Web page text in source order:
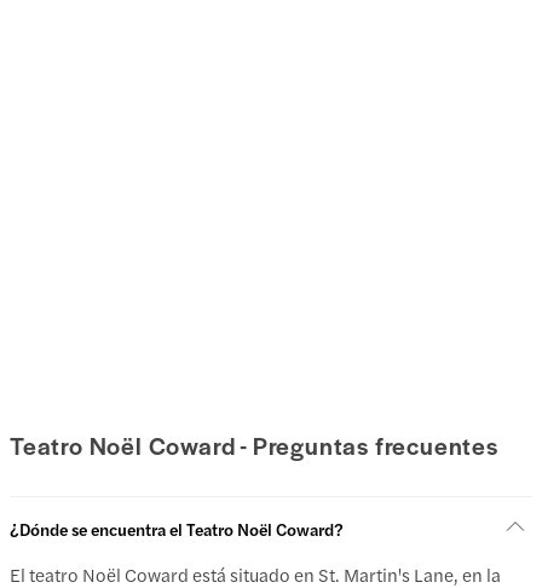
Teatro Noël Coward - Preguntas frecuentes
¿Dónde se encuentra el Teatro Noël Coward?
El teatro Noël Coward está situado en St. Martin's Lane, en la